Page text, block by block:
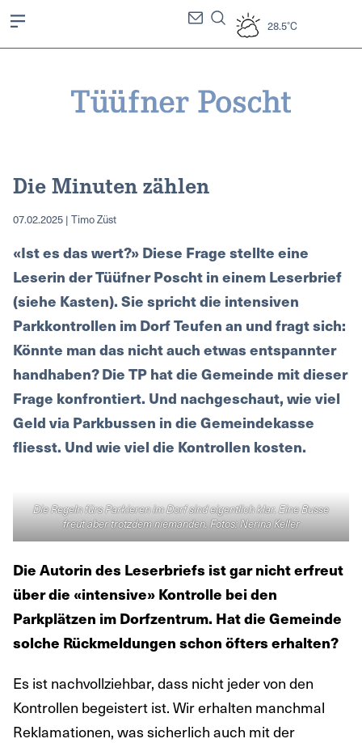
28.5°C
Die Minuten zählen
07.02.2025 | Timo Züst
«Ist es das wert?» Diese Frage stellte eine
Leserin der Tüüfner Poscht in einem Leserbrief
(siehe Kasten). Sie spricht die intensiven
Parkkontrollen im Dorf Teufen an und fragt sich:
Könnte man das nicht auch etwas entspannter
handhaben? Die TP hat die Gemeinde mit dieser
Frage konfrontiert. Und nachgeschaut, wie viel
Geld via Parkbussen in die Gemeindekasse
fliesst. Und wie viel die Kontrollen kosten.
Die Regeln fürs Parkieren im Dorf sind eigentlich klar. Eine Busse
freut aber trotzdem niemanden. Fotos: Nerina Keller
Die Autorin des Leserbriefs ist gar nicht erfreut
über die «intensive» Kontrolle bei den
Parkplätzen im Dorfzentrum. Hat die Gemeinde
solche Rückmeldungen schon öfters erhalten?
Es ist nachvollziehbar, dass nicht jeder von den
Kontrollen begeistert ist. Wir erhalten manchmal
Reklamationen, was sicherlich auch mit der